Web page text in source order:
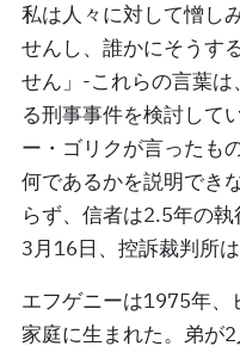
私は人々に対して憎し
せんし、誰かにそうす
せん」-これらの言葉
る刑事事件を検討して
ー・ゴリクが言ったも
何であるかを説明でき
らず、信者は2.5年の
3月16日、控訴裁判所
エフゲニーは1975年
家庭に生まれた。弟が